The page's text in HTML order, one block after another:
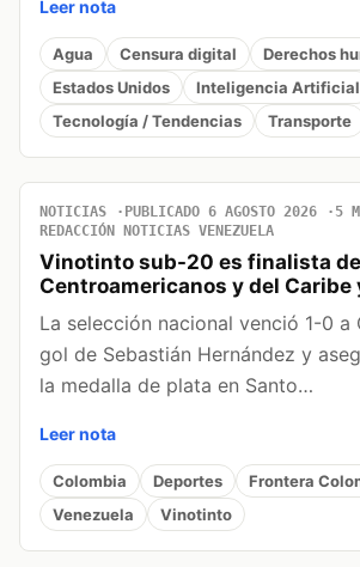
Leer nota
Agua Censura digital
Derechos
Estados Unidos
Inteligencia Artificial
Tecnología / Tendencias
Transporte
NOTICIAS PUBLICADO 6 AGOSTO 2026
5
REDACCIÓN NOTICIAS VENEZUELA
Vinotinto sub-20 es finalista
Centroamericanos y del Caribe
La selección nacional venció 1-0 a
gol de Sebastián Hernández y
la medalla de plata en Santo…
Leer nota
Colombia Deportes
Frontera
Venezuela
Vinotinto